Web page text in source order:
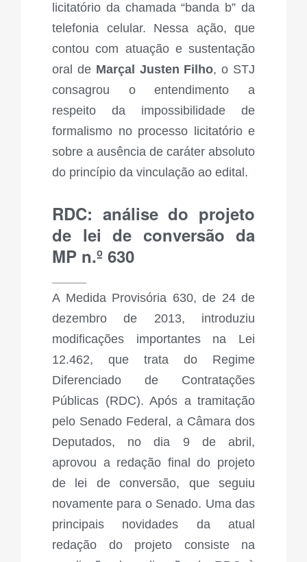
licitatório da chamada “banda b” da
telefonia celular. Nessa ação, que
contou com atuação e sustentação
oral de Marçal Justen Filho, o STJ
consagrou o entendimento a
respeito da impossibilidade de
formalismo no processo licitatório e
sobre a ausência de caráter absoluto
do princípio da vinculação ao edital.
RDC: análise do projeto
de lei de conversão da
MP n.º 630
A Medida Provisória 630, de 24 de
dezembro de 2013, introduziu
modificações importantes na Lei
12.462, que trata do Regime
Diferenciado de Contratações
Públicas (RDC). Após a tramitação
pelo Senado Federal, a Câmara dos
Deputados, no dia 9 de abril,
aprovou a redação final do projeto
de lei de conversão, que seguiu
novamente para o Senado. Uma das
principais novidades da atual
redação do projeto consiste na